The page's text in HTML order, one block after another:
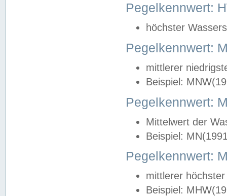
Pegelkennwert:
höchster
Pegelkennwert:
mittlerer
Beispiel:
Pegelkennwert:
Mittelwert der
Beispiel:
Pegelkennwert:
mittlerer
Beispiel: